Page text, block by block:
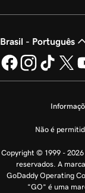
Brasil - Português
Não é
Copyright © 1999 -
reservados. A
GoDaddy Operating
“GO” é uma